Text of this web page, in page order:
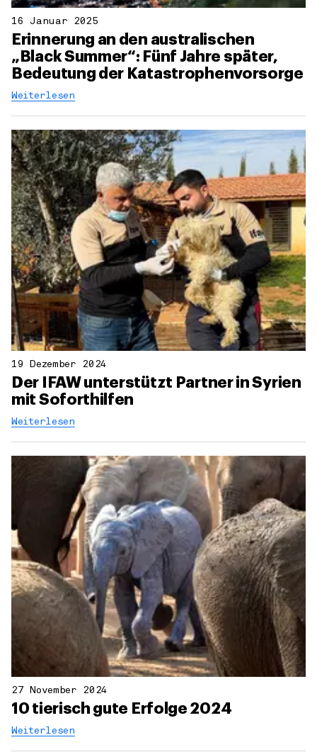
16 Januar 2025
Erinnerung an den australischen
„Black Summer“: Fünf Jahre später,
Bedeutung der Katastrophenvorsorge
Weiterlesen
19 Dezember 2024
Der IFAW unterstützt Partner in Syrien
mit Soforthilfen
Weiterlesen
27 November 2024
10 tierisch gute Erfolge 2024
Weiterlesen